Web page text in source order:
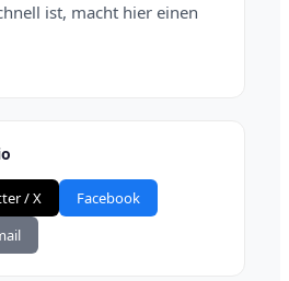
ist, macht hier einen
/ X
Facebook